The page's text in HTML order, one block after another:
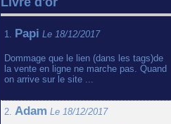
1. Papi Le 18/12/2017
Dommage que le lien (dans les tags)de
la vente en ligne ne marche pas. Quand
on arrive sur le site ...
2. Adam Le 18/12/2017